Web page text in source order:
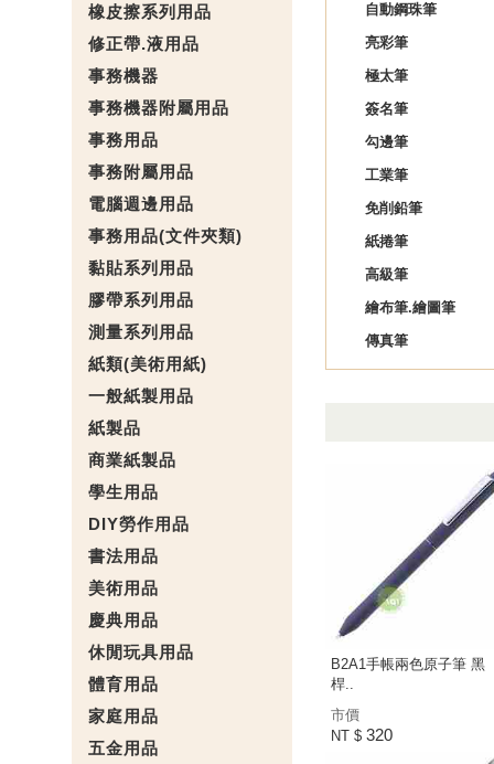
橡皮擦系列用品
修正帶.液用品
事務機器
事務機器附屬用品
事務用品
事務附屬用品
電腦週邊用品
事務用品(文件夾類)
黏貼系列用品
膠帶系列用品
測量系列用品
紙類(美術用紙)
一般紙製用品
紙製品
商業紙製品
學生用品
DIY勞作用品
書法用品
美術用品
慶典用品
休閒玩具用品
體育用品
家庭用品
五金用品
自動鋼珠筆
亮彩筆
極太筆
簽名筆
勾邊筆
工業筆
免削鉛筆
紙捲筆
高級筆
繪布筆.繪圖筆
傳真筆
B2A1手帳兩色原子筆 黑
桿..
市價
NT $ 320